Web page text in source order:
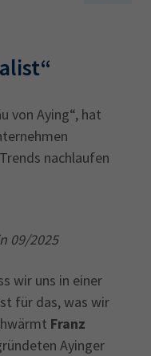
Log-in
von Aying“, hat
nachlaufen
09/2025
wir uns in einer
für das, was wir
Franz
Ayinger